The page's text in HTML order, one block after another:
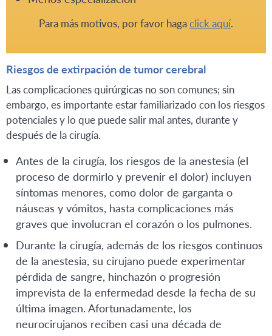
Para más motivos, por favor hagaclick aquí.
Riesgos de extirpación de tumor cerebral
Las complicaciones quirúrgicas no son comunes; sin
embargo, es importante estar familiarizado con los riesgos
potenciales y lo que puede salir mal antes, durante y
después de la cirugía.
Antes de la cirugía, los riesgos de la anestesia (el
proceso de dormirlo y prevenir el dolor) incluyen
síntomas menores, como dolor de garganta o
náuseas y vómitos, hasta complicaciones más
graves que involucran el corazón o los pulmones.
Durante la cirugía, además de los riesgos continuos
de la anestesia, su cirujano puede experimentar
pérdida de sangre, hinchazón o progresión
imprevista de la enfermedad desde la fecha de su
última imagen. Afortunadamente, los
neurocirujanos reciben casi una década de